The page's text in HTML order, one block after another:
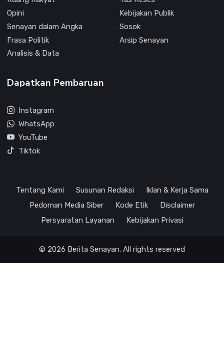
Opini
Kebijakan Publik
Senayan dalam Angka
Sosok
Frasa Politik
Arsip Senayan
Analisis & Data
Dapatkan Pembaruan
Instagram
WhatsApp
YouTube
Tiktok
Tentang Kami Susunan Redaksi
Iklan & Kerja Sama
Pedoman Media Siber
Kode Etik
Disclaimer
Persyaratan Layanan
Kebijakan Privasi
© 2026 Berita Senayan. All rights reserved